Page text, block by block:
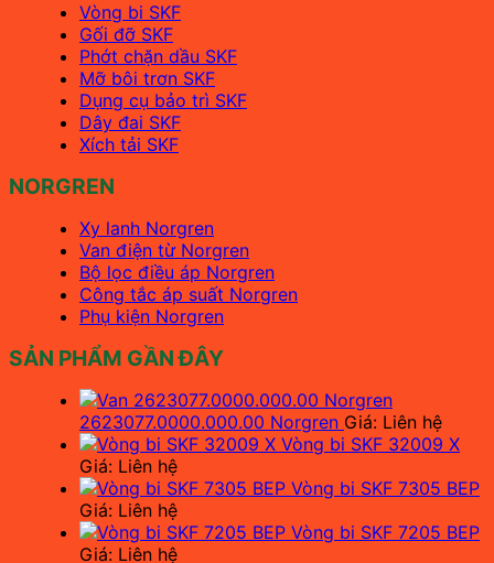
Vòng bi SKF
Gối đỡ SKF
Phớt chặn dầu SKF
Mỡ bôi trơn SKF
Dụng cụ bảo trì SKF
Dây đai SKF
Xích tải SKF
NORGREN
Xy lanh Norgren
Van điện từ Norgren
Bộ lọc điều áp Norgren
Công tắc áp suất Norgren
Phụ kiện Norgren
SẢN PHẨM GẦN ĐÂY
2623077.0000.000.00 Norgren Giá: Liên hệ
Vòng bi SKF 32009 X
Giá: Liên hệ
Vòng bi SKF 7305 BEP
Giá: Liên hệ
Vòng bi SKF 7205 BEP
Giá: Liên hệ